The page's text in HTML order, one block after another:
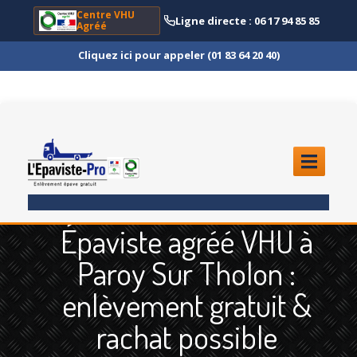
Centre VHU
Agréé
Ligne directe : 06 17 94 85 85
Cliquez ici pour appeler (01 83 64 20 40)
ENLÈVEMENTÉPAVE
Quoi ?
Scooteret Moto
Camion et Poids Lourd
Épaviste agréé VHU à
Paroy Sur Tholon :
enlèvement gratuit &
rachat possible